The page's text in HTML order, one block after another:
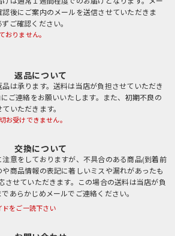
後にご案内のメールを送信させていただきま
ご確認ください。
おりません。
返品について
は承ります。送料は当店が負担させていただき
ご連絡をお願いいたします。また、初期不良の
いただきます。
お受けできません。
交換について
意をしておりますが、不具合のある商品(到着前
商品情報の表記に著しいミスや漏れがあったも
させていただきます。この場合の送料は当店が負
あらかじめメールでご連絡ください。
をご一読下さい